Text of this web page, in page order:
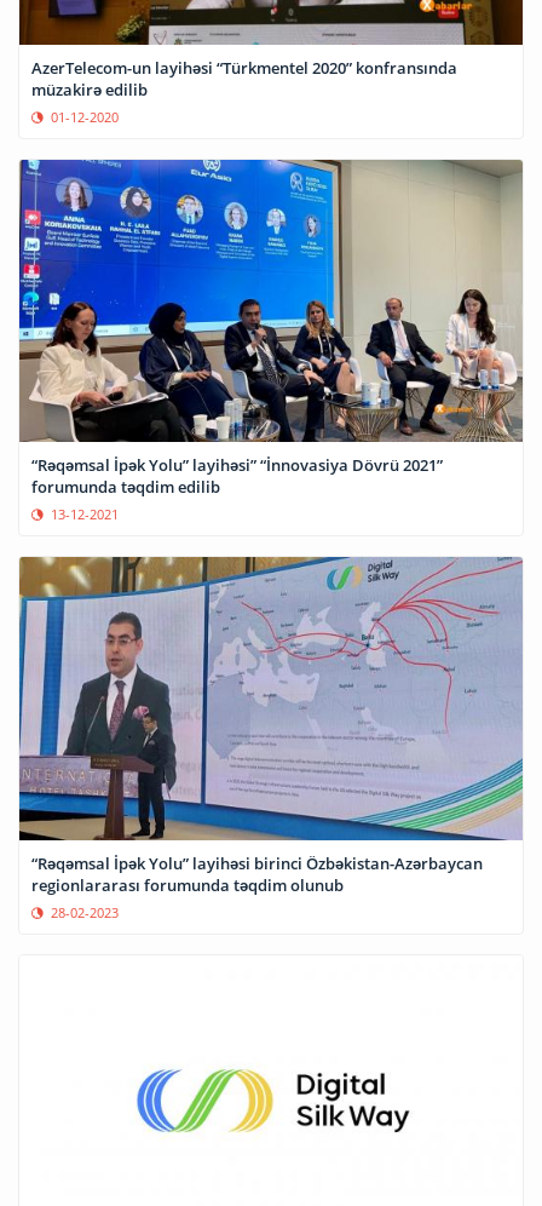
AzerTelecom-un layihəsi “Türkmentel 2020” konfransında
müzakirə edilib
01-12-2020
“Rəqəmsal İpək Yolu” layihəsi” “İnnovasiya Dövrü 2021”
forumunda təqdim edilib
13-12-2021
“Rəqəmsal İpək Yolu” layihəsi birinci Özbəkistan-Azərbaycan
regionlararası forumunda təqdim olunub
28-02-2023